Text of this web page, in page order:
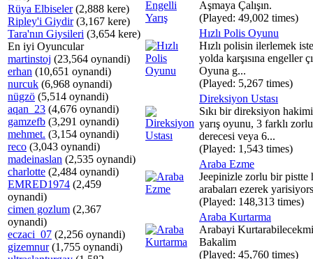
Rüya Elbiseler(2,888 kere)
Ripley'i Giydir(3,167 kere)
Tara'nın Giysileri (3,654 kere)
En iyi Oyuncular
martinstoj (23,564 oynandi)
erhan (10,651 oynandi)
nurcuk (6,968 oynandi)
nügzö (5,514 oynandi)
aqan_23 (4,676 oynandi)
gamzefb (3,291 oynandi)
mehmet. (3,154 oynandi)
reco (3,043 oynandi)
madeinaslan (2,535 oynandi)
charlotte (2,484 oynandi)
EMRED1974 (2,459
oynandi)
cimen gozlum (2,367
oynandi)
eczaci_07 (2,256 oynandi)
gizemnur(1,755 oynandi)
Aşmaya Çalışın.
(Played: 49,002 times)
Hızlı Polis Oyunu
Hızlı polisin ilerlemek
yolda karşısına engeller
Oyuna g...
(Played: 5,267 times)
Direksiyon Ustası
Sıkı bir direksiyon
yarış oyunu, 3 farklı
derecesi veya 6...
(Played: 1,543 times)
Araba Ezme
Jeepinizle zorlu bir pistte
arabaları ezerek
(Played: 148,313 times)
Araba Kurtarma
Arabayi
Bakalim
(Played: 45,760 times)